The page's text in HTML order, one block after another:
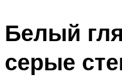
Белый
серые